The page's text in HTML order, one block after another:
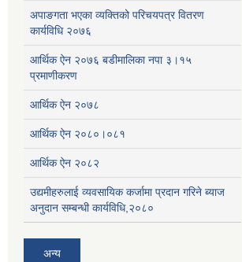
अपाङगता भएका व्यक्तिको परिचयपत्र वितरण
कार्यविधि २०७६
आर्थिक ऐन २०७६ बडीमालिका नपा ३।१५
प्रमाणीकरण
आर्थिक ऐन २०७८
आर्थिक ऐन २०८०।०८१
आर्थिक ऐन २०८२
उद्यमीहरुलाई व्यवसायिक कर्जामा प्रदान गरिने ब्याज
अनुदान सम्बन्धी कार्यविधि,२०८०
अन्य